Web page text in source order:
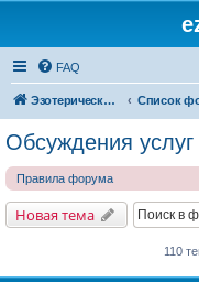
FAQ
Эзотерический сайт Список
Обсуждения
Правила форума
Новая тема
110